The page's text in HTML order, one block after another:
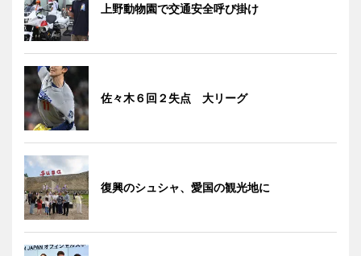
上野動物園で交通安全呼び掛け
佐々木６回２失点 大リーグ
復興のシュシャ、愛国の観光地に